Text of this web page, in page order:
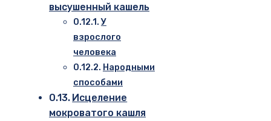
высушенный кашель
У
взрослого
человека
Народными
способами
Исцеление
мокроватого кашля